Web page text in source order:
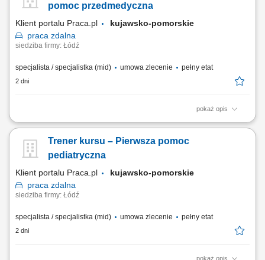
pomoc przedmedyczna
Klient portalu Praca.pl
kujawsko-pomorskie
praca zdalna
siedziba firmy: Łódź
specjalista / specjalistka (mid) umowa zlecenie pełny etat
2 dni
pokaż opis
Prowadzenie kursu / szkolenia z zakresu - Pierwsza pomoc
działania: cała Polska;
Trener kursu – Pierwsza pomoc
pediatryczna
Klient portalu Praca.pl
kujawsko-pomorskie
praca zdalna
siedziba firmy: Łódź
specjalista / specjalistka (mid) umowa zlecenie pełny etat
2 dni
pokaż opis